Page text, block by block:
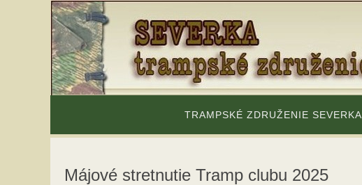
TRAMPSKÉ ZDRUŽENIE SEVERKA
Májové stretnutie Tramp clubu 2025